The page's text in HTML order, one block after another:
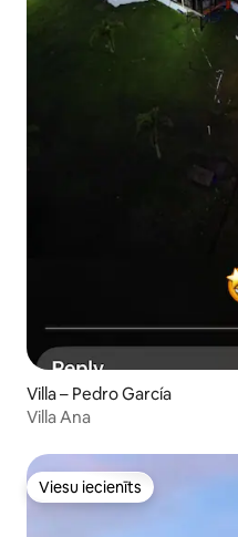
Villa – Pedro García
Villa Ana
Viesu iecienīts
Viesu iecienīts